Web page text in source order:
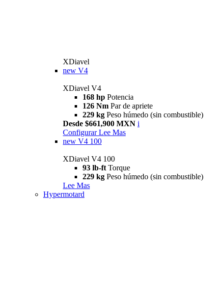
XDiavel
new V4
XDiavel V4
168 hp Potencia
126 Nm Par de apriete
229 kg Peso húmedo (sin combustible)
Desde $661,900 MXN i
Configurar Lee Mas
new V4 100
XDiavel V4 100
93 lb-ft Torque
229 kg Peso húmedo (sin combustible)
Lee Mas
Hypermotard